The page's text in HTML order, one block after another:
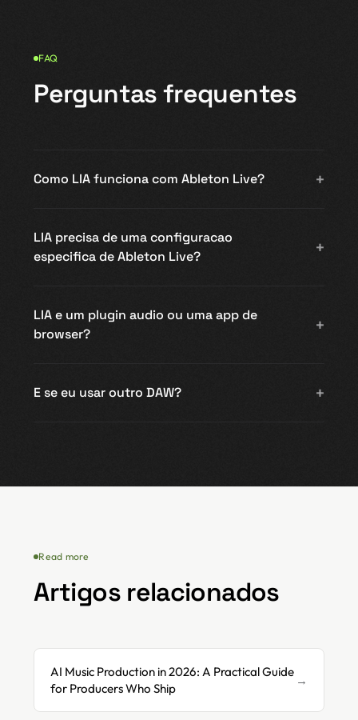
FAQ
Perguntas frequentes
Como LIA funciona com Ableton Live?
LIA precisa de uma configuracao
especifica de Ableton Live?
LIA e um plugin audio ou uma app de
browser?
E se eu usar outro DAW?
Read more
Artigos relacionados
AI Music Production in 2026: A Practical Guide
for Producers Who Ship
→